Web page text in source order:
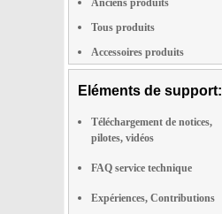
Anciens produits
Tous produits
Accessoires produits
Eléments de support:
Téléchargement de notices,
pilotes, vidéos
FAQ service technique
Expériences, Contributions